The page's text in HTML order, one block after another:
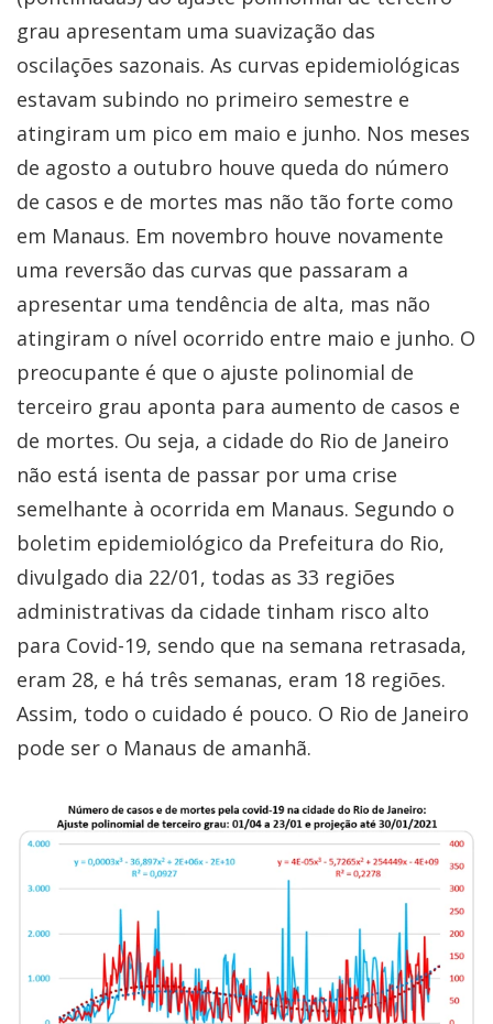
grau apresentam uma suavização das
oscilações sazonais. As curvas epidemiológicas
estavam subindo no primeiro semestre e
atingiram um pico em maio e junho. Nos meses
de agosto a outubro houve queda do número
de casos e de mortes mas não tão forte como
em Manaus. Em novembro houve novamente
uma reversão das curvas que passaram a
apresentar uma tendência de alta, mas não
atingiram o nível ocorrido entre maio e junho. O
preocupante é que o ajuste polinomial de
terceiro grau aponta para aumento de casos e
de mortes. Ou seja, a cidade do Rio de Janeiro
não está isenta de passar por uma crise
semelhante à ocorrida em Manaus. Segundo o
boletim epidemiológico da Prefeitura do Rio,
divulgado dia 22/01, todas as 33 regiões
administrativas da cidade tinham risco alto
para Covid-19, sendo que na semana retrasada,
eram 28, e há três semanas, eram 18 regiões.
Assim, todo o cuidado é pouco. O Rio de Janeiro
pode ser o Manaus de amanhã.